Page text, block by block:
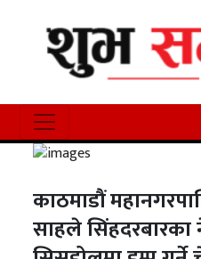
काठमाडौं
साहले